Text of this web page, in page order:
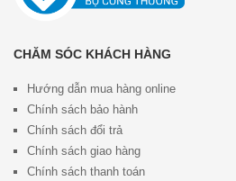
CHĂM SÓC KHÁCH HÀNG
Hướng dẫn mua hàng online
Chính sách bảo hành
Chính sách đổi trả
Chính sách giao hàng
Chính sách thanh toán